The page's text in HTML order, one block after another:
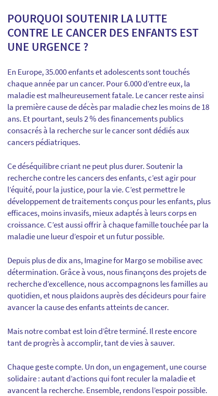
POURQUOI SOUTENIR LA LUTTE
CONTRE LE CANCER DES ENFANTS EST
UNE URGENCE ?
En Europe, 35.000 enfants et adolescents sont touchés
chaque année par un cancer. Pour 6.000 d’entre eux, la
maladie est malheureusement fatale. Le cancer reste ainsi
la première cause de décès par maladie chez les moins de 18
ans. Et pourtant, seuls 2 % des financements publics
consacrés à la recherche sur le cancer sont dédiés aux
cancers pédiatriques.
Ce déséquilibre criant ne peut plus durer. Soutenir la
recherche contre les cancers des enfants, c’est agir pour
l’équité, pour la justice, pour la vie. C’est permettre le
développement de traitements conçus pour les enfants, plus
efficaces, moins invasifs, mieux adaptés à leurs corps en
croissance. C’est aussi offrir à chaque famille touchée par la
maladie une lueur d’espoir et un futur possible.
Depuis plus de dix ans, Imagine for Margo se mobilise avec
détermination. Grâce à vous, nous finançons des projets de
recherche d’excellence, nous accompagnons les familles au
quotidien, et nous plaidons auprès des décideurs pour faire
avancer la cause des enfants atteints de cancer.
Mais notre combat est loin d’être terminé. Il reste encore
tant de progrès à accomplir, tant de vies à sauver.
Chaque geste compte. Un don, un engagement, une course
solidaire : autant d’actions qui font reculer la maladie et
avancent la recherche. Ensemble, rendons l’espoir possible.